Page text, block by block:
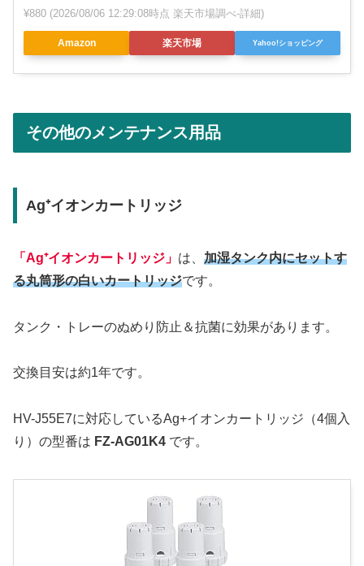
¥880 (2026/08/06 12:29:08時点 楽天市場調べ-詳細)
Amazon 楽天市場 Yahoo!ショッピング
その他のメンテナンス用品
Ag⁺イオンカートリッジ
「Ag⁺イオンカートリッジ」 は、 加湿タンク内にセットす
る丸筒形の白いカートリッジです。
タンク・トレーのぬめり防止＆抗菌に効果があります。
交換目安は約1年です。
HV-J55E7に対応しているAg+イオンカートリッジ（4個入
り）の型番は FZ-AG01K4 です。